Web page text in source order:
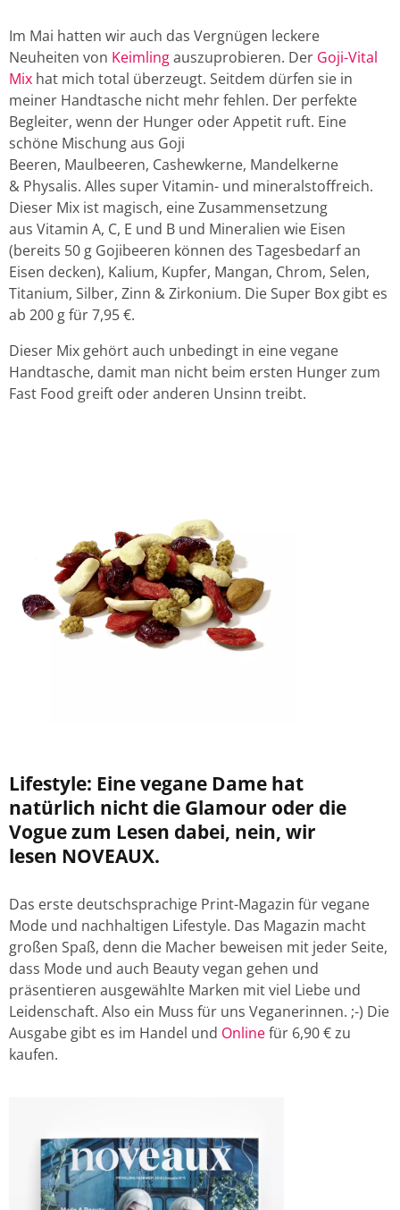
Im Mai hatten wir auch das Vergnügen leckere
Neuheiten von Keimlingauszuprobieren. Der Goji-Vital
Mix hat mich total überzeugt. Seitdem dürfen sie in
meiner Handtasche nicht mehr fehlen. Der perfekte
Begleiter, wenn der Hunger oder Appetit ruft. Eine
schöne Mischung aus Goji
Beeren, Maulbeeren, Cashewkerne, Mandelkerne
& Physalis. Alles super Vitamin- und mineralstoffreich.
Dieser Mix ist magisch, eine Zusammensetzung
aus Vitamin A, C, E und B und Mineralien wie Eisen
(bereits 50 g Gojibeeren können des Tagesbedarf an
Eisen decken), Kalium, Kupfer, Mangan, Chrom, Selen,
Titanium, Silber, Zinn & Zirkonium. Die Super Box gibt es
ab 200 g für 7,95 €.
Dieser Mix gehört auch unbedingt in eine vegane
Handtasche, damit man nicht beim ersten Hunger zum
Fast Food greift oder anderen Unsinn treibt.
Lifestyle: Eine vegane Dame hat
natürlich nicht die Glamour oder die
Vogue zum Lesen dabei, nein, wir
lesen NOVEAUX.
Das erste deutschsprachige Print-Magazin für vegane
Mode und nachhaltigen Lifestyle. Das Magazin macht
großen Spaß, denn die Macher beweisen mit jeder Seite,
dass Mode und auch Beauty vegan gehen und
präsentieren ausgewählte Marken mit viel Liebe und
Leidenschaft. Also ein Muss für uns Veganerinnen. ;-) Die
Ausgabe gibt es im Handel und Onlinefür 6,90 € zu
kaufen.